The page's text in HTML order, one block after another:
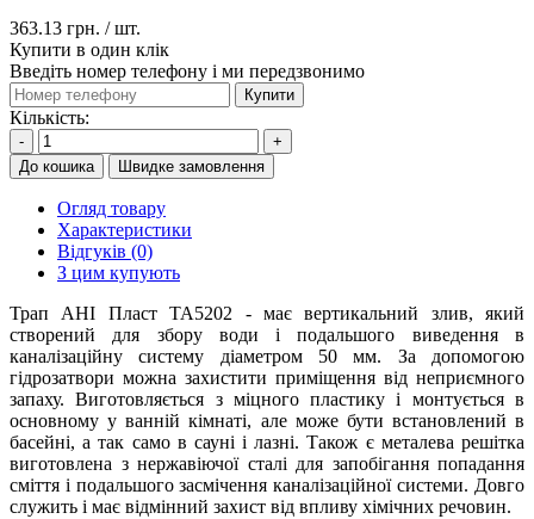
363.13 грн. / шт.
Купити в один клік
Введіть номер телефону і ми передзвонимо
Купити
Кількість:
-
+
До кошика
Швидке замовлення
Огляд товару
Характеристики
Відгуків (0)
З цим купують
Трап АНІ Пласт ТА5202 - має вертикальний злив, який
створений для збору води і подальшого виведення в
каналізаційну систему діаметром 50 мм. За допомогою
гідрозатвори можна захистити приміщення від неприємного
запаху. Виготовляється з міцного пластику і монтується в
основному у ванній кімнаті, але може бути встановлений в
басейні, а так само в сауні і лазні. Також є металева решітка
виготовлена ​​з нержавіючої сталі для запобігання попадання
сміття і подальшого засмічення каналізаційної системи. Довго
служить і має відмінний захист від впливу хімічних речовин.